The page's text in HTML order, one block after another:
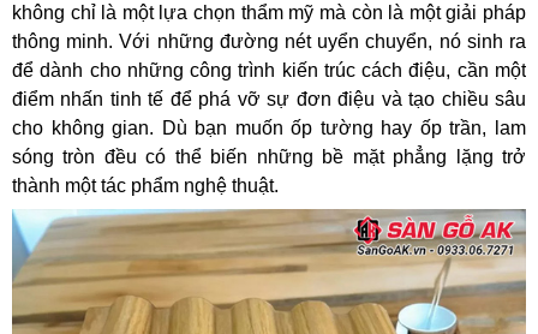
không chỉ là một lựa chọn thẩm mỹ mà còn là một giải pháp
thông minh. Với những đường nét uyển chuyển, nó sinh ra
để dành cho những công trình kiến trúc cách điệu, cần một
điểm nhấn tinh tế để phá vỡ sự đơn điệu và tạo chiều sâu
cho không gian. Dù bạn muốn ốp tường hay ốp trần, lam
sóng tròn đều có thể biến những bề mặt phẳng lặng trở
thành một tác phẩm nghệ thuật.